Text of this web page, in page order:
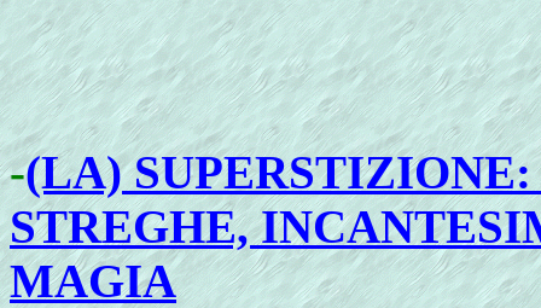
-(LA)
STREGHE,
MAGIA